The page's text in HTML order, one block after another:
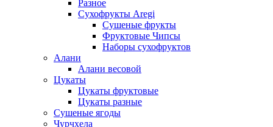
Разное
Сухофрукты Aregi
Сушеные фрукты
Фруктовые Чипсы
Наборы сухофруктов
Алани
Алани весовой
Цукаты
Цукаты фруктовые
Цукаты разные
Сушеные ягоды
Чурчхела